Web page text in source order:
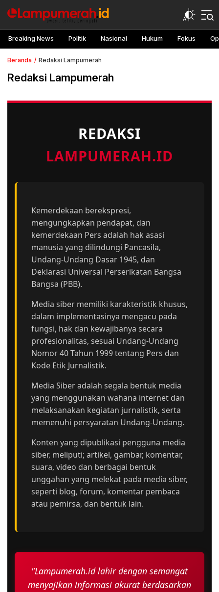
lampu merah
Awasi, teliti, peringati
Breaking News Politik Nasional Hukum Fokus
Beranda Redaksi Lampumerah
Redaksi Lampumerah
REDAKSI
LAMPUMERAH.ID
Kemerdekaan berekspresi,
mengungkapkan pendapat, dan
kemerdekaan Pers adalah hak asasi
manusia yang dilindungi Pancasila,
Undang-Undang Dasar 1945, dan
Deklarasi Universal Perserikatan Bangsa
Bangsa (PBB).
Media siber memiliki karakteristik khusus,
dalam implementasinya mengacu pada
fungsi, hak dan kewajibanya secara
profesionalitas, sesuai Undang-Undang
Nomor 40 Tahun 1999 tentang Pers dan
Kode Etik Jurnalistik.
Media Siber adalah segala bentuk media
yang menggunakan wahana internet dan
melaksanakan kegiatan jurnalistik, serta
memenuhi persyaratan Undang-Undang.
Konten yang dipublikasi pengguna media
siber, meliputi; artikel, gambar, komentar,
suara, video dan berbagai bentuk
unggahan yang melekat pada media siber,
seperti blog, forum, komentar pembaca
atau pemirsa, dan bentuk lain.
"Lampumerah.id lahir dengan semangat
menyajikan informasi akurat berdasarkan